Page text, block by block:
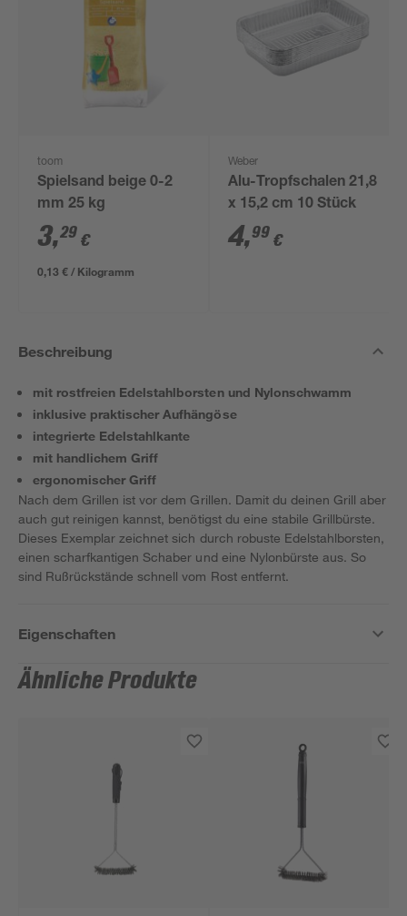
toom
Spielsand beige 0-2
mm 25 kg
3,29 €
0,13 € / Kilogramm
Weber
Alu-Tropfschalen 21,8
x 15,2 cm 10 Stück
4,99 €
Beschreibung
mit rostfreien Edelstahlborsten und Nylonschwamm
inklusive praktischer Aufhängöse
integrierte Edelstahlkante
mit handlichem Griff
ergonomischer Griff
Nach dem Grillen ist vor dem Grillen. Damit du deinen Grill aber
auch gut reinigen kannst, benötigst du eine stabile Grillbürste.
Dieses Exemplar zeichnet sich durch robuste Edelstahlborsten,
einen scharfkantigen Schaber und eine Nylonbürste aus. So
sind Rußrückstände schnell vom Rost entfernt.
Eigenschaften
Ähnliche Produkte